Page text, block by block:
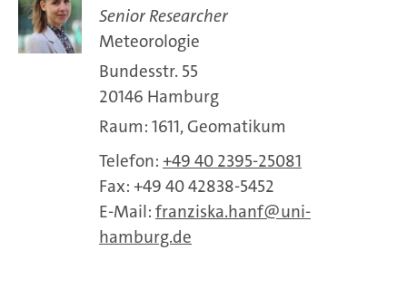
Senior Researcher
Meteorologie
Bundesstr. 55
20146 Hamburg
Raum: 1611, Geomatikum
Telefon: +49 40 2395-25081
Fax: +49 40 42838-5452
E-Mail: franziska.hanf
uni-
hamburg.de